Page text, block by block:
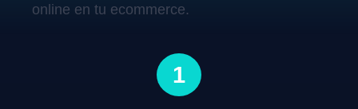
online en tu ecommerce.
1